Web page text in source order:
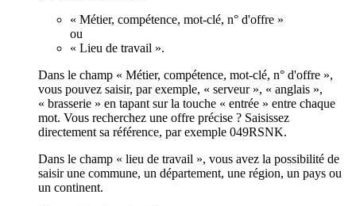
« Métier, compétence, mot-clé, n° d'offre »
ou
« Lieu de travail ».
Dans le champ « Métier, compétence, mot-clé, n° d'offre »,
vous pouvez saisir, par exemple, « serveur », « anglais »,
« brasserie » en tapant sur la touche « entrée » entre chaque
mot. Vous recherchez une offre précise ? Saisissez
directement sa référence, par exemple 049RSNK.
Dans le champ « lieu de travail », vous avez la possibilité de
saisir une commune, un département, une région, un pays ou
un continent.